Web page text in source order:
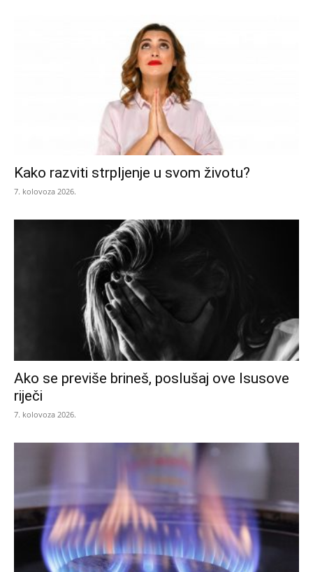
Kako razviti strpljenje u svom životu?
7. kolovoza 2026.
Ako se previše brineš, poslušaj ove Isusove
riječi
7. kolovoza 2026.